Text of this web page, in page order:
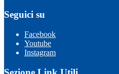
Seguici su
Facebook
Youtube
Instagram